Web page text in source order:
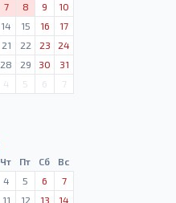
7 8 9
10
14 15 16
17
21 22 23
24
28 29 30
31
4 5 6 7
Чт Пт Сб
Вс
4 5 6
7
11 12 13
14